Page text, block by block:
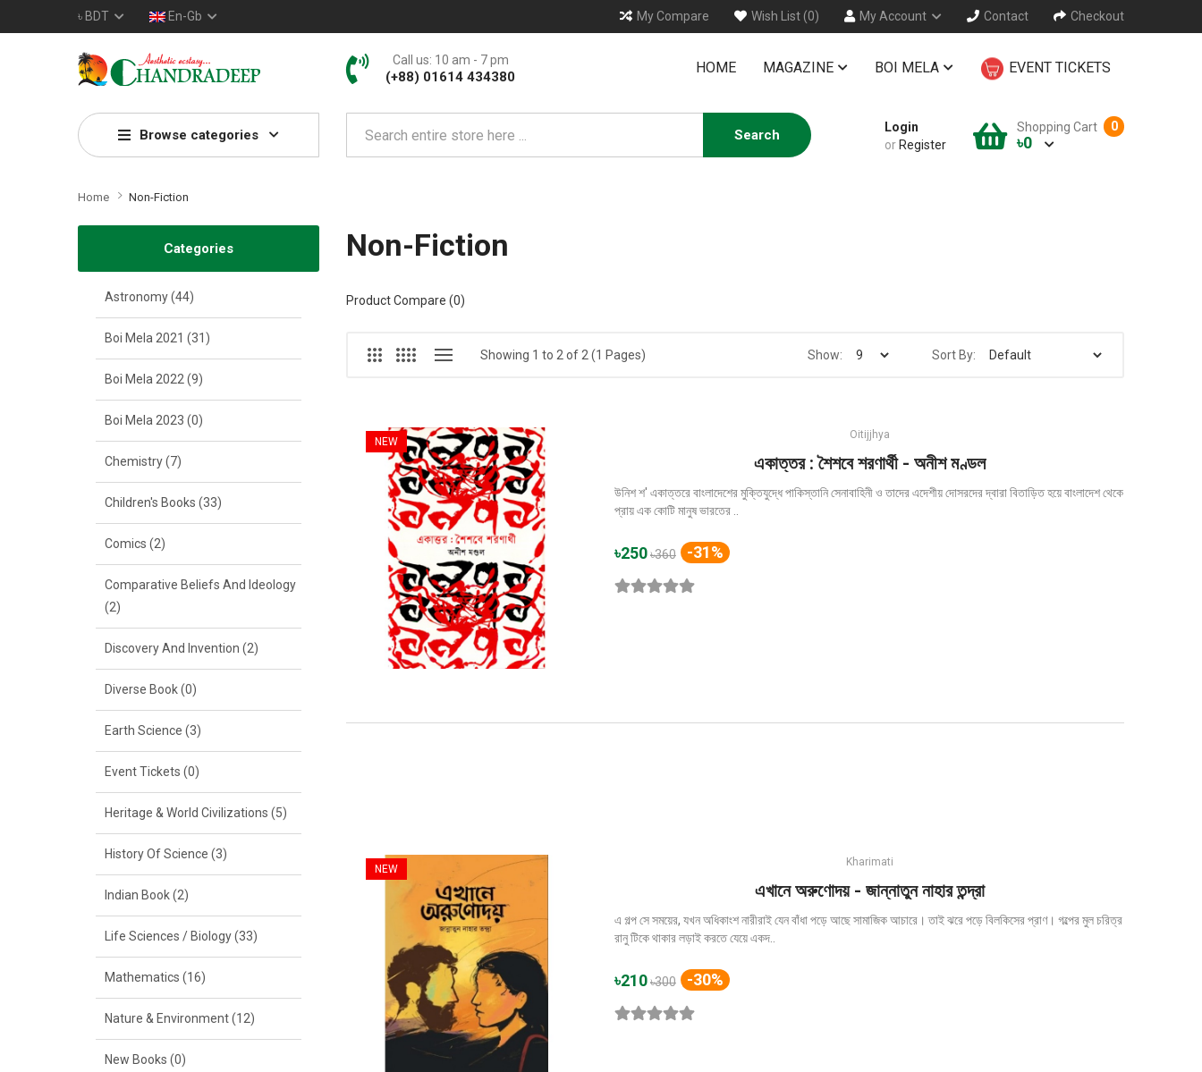
৳ BDT En-Gb My Compare Wish List (0) My Account Contact Checkout
Call us: 10 am - 7 pm
(+88) 01614 434380
HOME MAGAZINE BOI MELA EVENT TICKETS
Browse categories Search
Login
or Register
0
Shopping Cart
৳0
Home Non-Fiction
Categories
Astronomy (44)
Boi Mela 2021 (31)
Boi Mela 2022 (9)
Boi Mela 2023 (0)
Chemistry (7)
Children's Books (33)
Comics (2)
Comparative Beliefs And Ideology
(2)
Discovery And Invention (2)
Diverse Book (0)
Earth Science (3)
Event Tickets (0)
Heritage & World Civilizations (5)
History Of Science (3)
Indian Book (2)
Life Sciences / Biology (33)
Mathematics (16)
Nature & Environment (12)
New Books (0)
Non-Fiction
Product Compare (0)
Showing 1 to 2 of 2 (1 Pages) Sort By:
Show:
NEW
Oitijjhya
একাত্তর : শৈশবে শরণার্থী - অনীশ মণ্ডল
উনিশ শ' একাত্তরে বাংলাদেশের মুক্তিযুদ্ধে পাকিস্তানি সেনাবাহিনী ও তাদের এদেশীয় দোসরদের দ্বারা বিতাড়িত হয়ে বাংলাদেশ থেকে
প্রায় এক কোটি মানুষ ভারতের ..
৳250৳360 -31%
NEW
Kharimati
এখানে অরুণোদয় - জান্নাতুন নাহার তন্দ্রা
এ গল্প সে সময়ের, যখন অধিকাংশ নারীরাই যেন বাঁধা পড়ে আছে সামাজিক আচারে। তাই ঝরে পড়ে বিলকিসের প্রাণ। গল্পের মুল চরিত্র
রানু টিকে থাকার লড়াই করতে যেয়ে একদ..
৳210৳300 -30%